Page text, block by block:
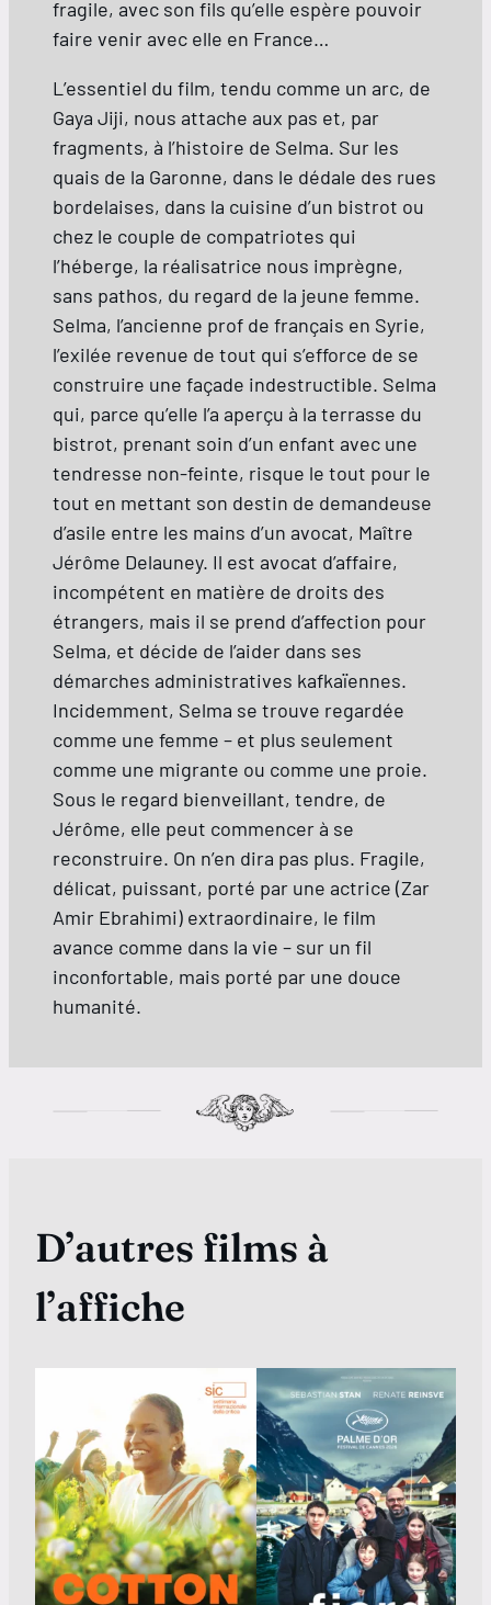
fragile, avec son fils qu’elle espère pouvoir
faire venir avec elle en France…
L’essentiel du film, tendu comme un arc, de
Gaya Jiji, nous attache aux pas et, par
fragments, à l’histoire de Selma. Sur les
quais de la Garonne, dans le dédale des rues
bordelaises, dans la cuisine d’un bistrot ou
chez le couple de compatriotes qui
l’héberge, la réalisatrice nous imprègne,
sans pathos, du regard de la jeune femme.
Selma, l’ancienne prof de français en Syrie,
l’exilée revenue de tout qui s’efforce de se
construire une façade indestructible. Selma
qui, parce qu’elle l’a aperçu à la terrasse du
bistrot, prenant soin d’un enfant avec une
tendresse non-feinte, risque le tout pour le
tout en mettant son destin de demandeuse
d’asile entre les mains d’un avocat, Maître
Jérôme Delauney. Il est avocat d’affaire,
incompétent en matière de droits des
étrangers, mais il se prend d’affection pour
Selma, et décide de l’aider dans ses
démarches administratives kafkaïennes.
Incidemment, Selma se trouve regardée
comme une femme – et plus seulement
comme une migrante ou comme une proie.
Sous le regard bienveillant, tendre, de
Jérôme, elle peut commencer à se
reconstruire. On n’en dira pas plus. Fragile,
délicat, puissant, porté par une actrice (Zar
Amir Ebrahimi) extraordinaire, le film
avance comme dans la vie – sur un fil
inconfortable, mais porté par une douce
humanité.
D’autres films à
l’affiche